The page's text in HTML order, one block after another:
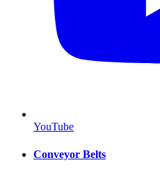
YouTube
Conveyor Belts